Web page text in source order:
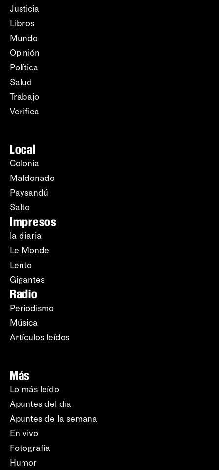
Justicia
Libros
Mundo
Opinión
Política
Salud
Trabajo
Verifica
Local
Colonia
Maldonado
Paysandú
Salto
Impresos
la diaria
Le Monde
Lento
Gigantes
Radio
Periodismo
Música
Artículos leídos
Más
Lo más leído
Apuntes del día
Apuntes de la semana
En vivo
Fotografía
Humor